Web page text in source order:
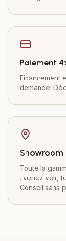
Paiement
Financement
demande.
Showroom
Toute la
: venez voir,
Conseil sans